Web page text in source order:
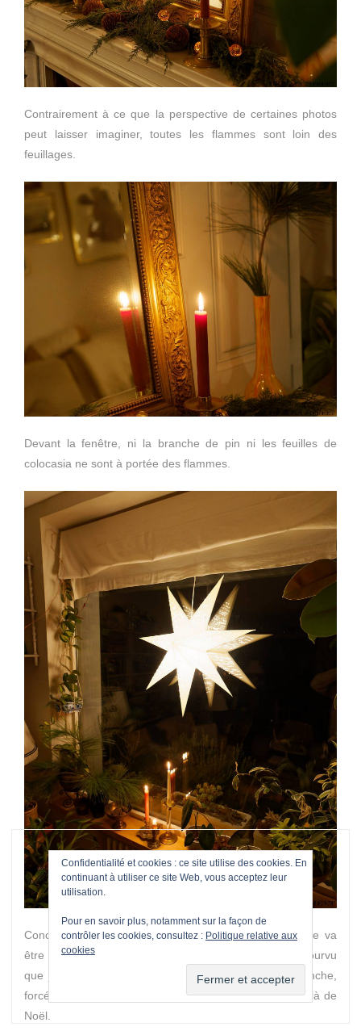
Contrairement à ce que la perspective de certaines photos
peut laisser imaginer, toutes les flammes sont loin des
feuillages.
Devant la fenêtre, ni la branche de pin ni les feuilles de
colocasia ne sont à portée des flammes.
Concernant la conservation de tous ces feuillages, elle va
être très bonne pour les branches de pin en vase (pourvu
que je m’assure qu’il reste toujours de l’eau). En revanche,
forcément, sur la cheminée, ça ne durera guère au-delà de
Noël.
Confidentialité et cookies : ce site utilise des cookies. En
continuant à utiliser ce site Web, vous acceptez leur
utilisation.
Pour en savoir plus, notamment sur la façon de
contrôler les cookies, consultez : Politique relative aux
cookies